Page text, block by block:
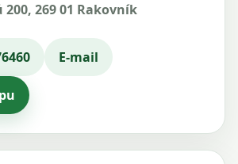
269 01 Rakovník
E-mail